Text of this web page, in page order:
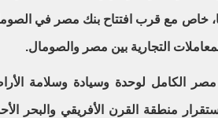
خاص مع قرب افتتاح بنك مصر في
التجارية بين مصر والصومال.
الكامل لوحدة وسيادة وسلامة
منطقة القرن الأفريقي والبحر